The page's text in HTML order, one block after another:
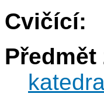
Cvičící: